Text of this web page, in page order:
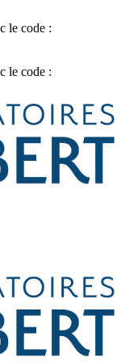
le code :
le code :